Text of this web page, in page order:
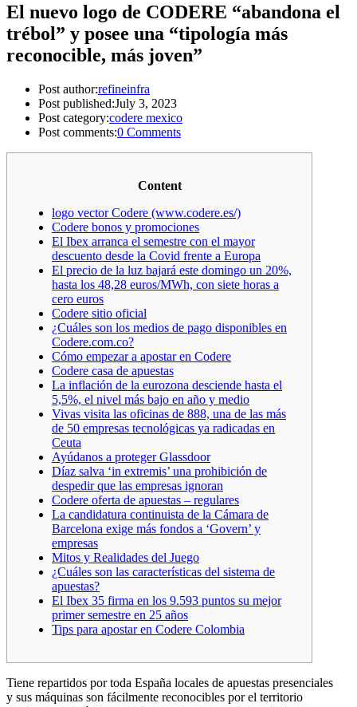
El nuevo logo de CODERE “abandona el
trébol” y posee una “tipología más
reconocible, más joven”
Post author:refineinfra
Post published:July 3, 2023
Post category:codere mexico
Post comments:0 Comments
Content
logo vector Codere (www.codere.es/)
Codere bonos y promociones
El Ibex arranca el semestre con el mayor
descuento desde la Covid frente a Europa
El precio de la luz bajará este domingo un 20%,
hasta los 48,28 euros/MWh, con siete horas a
cero euros
Codere sitio oficial
¿Cuáles son los medios de pago disponibles en
Codere.com.co?
Cómo empezar a apostar en Codere
Codere casa de apuestas
La inflación de la eurozona desciende hasta el
5,5%, el nivel más bajo en año y medio
Vivas visita las oficinas de 888, una de las más
de 50 empresas tecnológicas ya radicadas en
Ceuta
Ayúdanos a proteger Glassdoor
Díaz salva ‘in extremis’ una prohibición de
despedir que las empresas ignoran
Codere oferta de apuestas – regulares
La candidatura continuista de la Cámara de
Barcelona exige más fondos a ‘Govern’ y
empresas
Mitos y Realidades del Juego
¿Cuáles son las características del sistema de
apuestas?
El Ibex 35 firma en los 9.593 puntos su mejor
primer semestre en 25 años
Tips para apostar en Codere Colombia
Tiene repartidos por toda España locales de apuestas presenciales
y sus máquinas son fácilmente reconocibles por el territorio